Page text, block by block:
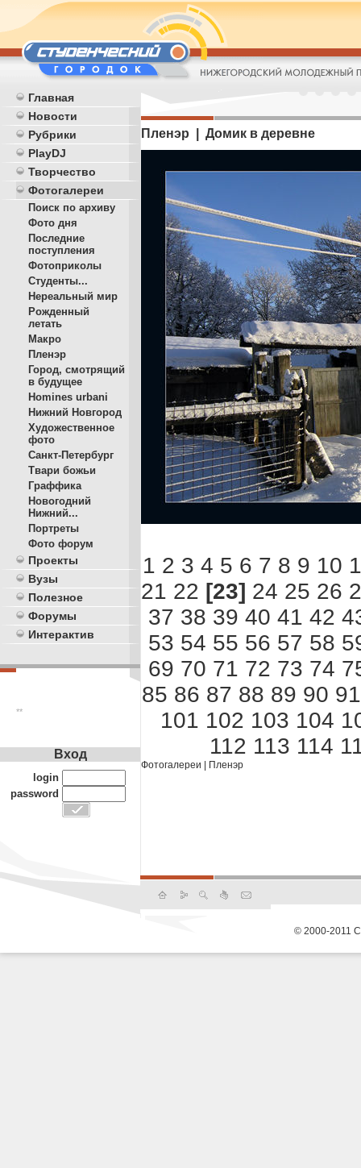
Главная
Новости
Рубрики
PlayDJ
Творчество
Фотогалереи
Поиск по архиву
Фото дня
Последние
поступления
Фотоприколы
Студенты...
Нереальный мир
Рожденный
летать
Макро
Пленэр
Город, смотрящий
в будущее
Homines urbani
Нижний Новгород
Художественное
фото
Санкт-Петербург
Твари божьи
Граффика
Новогодний
Нижний...
Портреты
Фото форум
Проекты
Вузы
Полезное
Форумы
Интерактив
**
Пленэр | Домик в деревне
1 2 3 4 5 6 7 8 9 10
21 22 [23] 24 25 26
37 38 39 40 41 42
53 54 55 56 57 58
69 70 71 72 73 74
85 86 87 88 89 90 91
101 102 103 104
112 113 114
Фотогалереи Пленэр
Вход
login
password
© 2000-2011